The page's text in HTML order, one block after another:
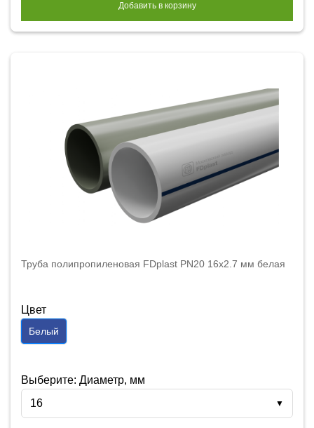
Добавить в корзину
Труба полипропиленовая FDplast PN20 16x2.7 мм белая
Цвет
Белый
Выберите: Диаметр, мм
16
▼